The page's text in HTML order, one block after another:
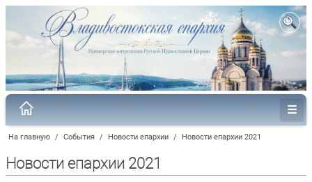
На главную / События / Новости епархии / Новости епархии 2021
Новости епархии 2021